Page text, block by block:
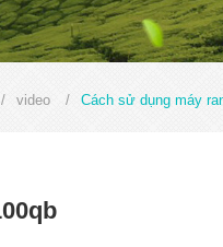
/ video / Cách sử dụng máy